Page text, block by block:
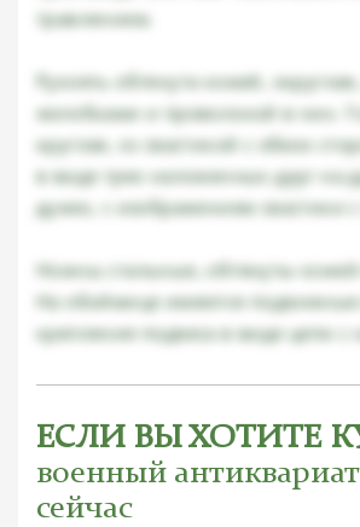
травлением.
Рукоять обтянута кожей,
желобками и проволокой в них.
круглая, со свастикой с обеих
в виде трех наложенных друг на
дужек, с изображением свастики
Ножны стальные, обтянуты кожей
На обоймице имеются
крепления подвеса в виде цепи с
ЕСЛИ ВЫ ХОТИТЕ
военный
сейчас